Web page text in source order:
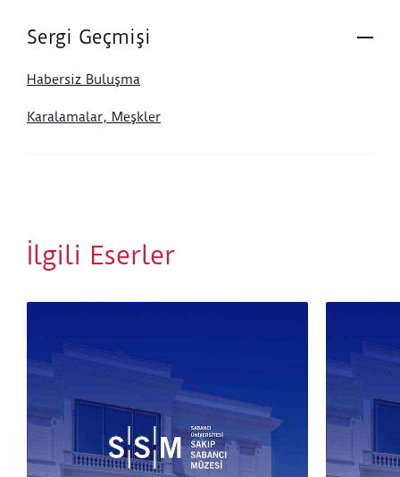
Sergi Geçmişi
Habersiz Buluşma
Karalamalar, Meşkler
İlgili Eserler